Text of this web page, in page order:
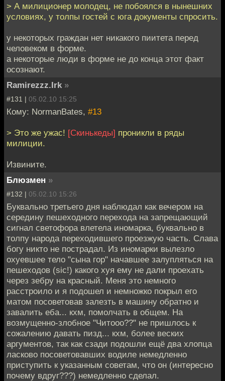
> А милиционер молодец, не побоялся в нынешних
условиях, у толпы гостей с юга документы спросить.
у некоторых граждан нет никакого пиитета перед
человеком в форме.
а некоторые люди в форме не до конца этот факт
осознают.
Ramirezzz.Irk »
#131 | 05.02.10 15:25
Кому: NormanBates, #13
> Это же ужас! [Скинькеды] проникли в ряды
милиции.
Извините.
Блюзмен »
#132 | 05.02.10 15:26
Буквально третьего дня наблюдал как вечером на
середину пешеходного перехода на запрещающий
сигнал светофора влетела иномарка, буквально в
толпу народа переходившего проезжую часть. Слава
богу никто не пострадал. Из иномарки вылезло
охуевшее тело "сына гор" начавшее залупляться на
пешеходов (sic!) какого хуя ему не дали проехать
через зебру на красный. Меня это немного
расстроило и я подошел и немножко покрыл его
матом посоветовав залезть в машину обратно и
завалить еба... кхм, помолчать в общем. На
возмущенно-злобное "Читооо??" не пришлось к
сожалению давать пизд... кхм, более веских
аргументов, так как сзади подошли ещё два хлопца
ласково посоветовавших водиле немедленно
приступить к указанным советам, что он (интересно
почему вдруг???) немедленно сделал.